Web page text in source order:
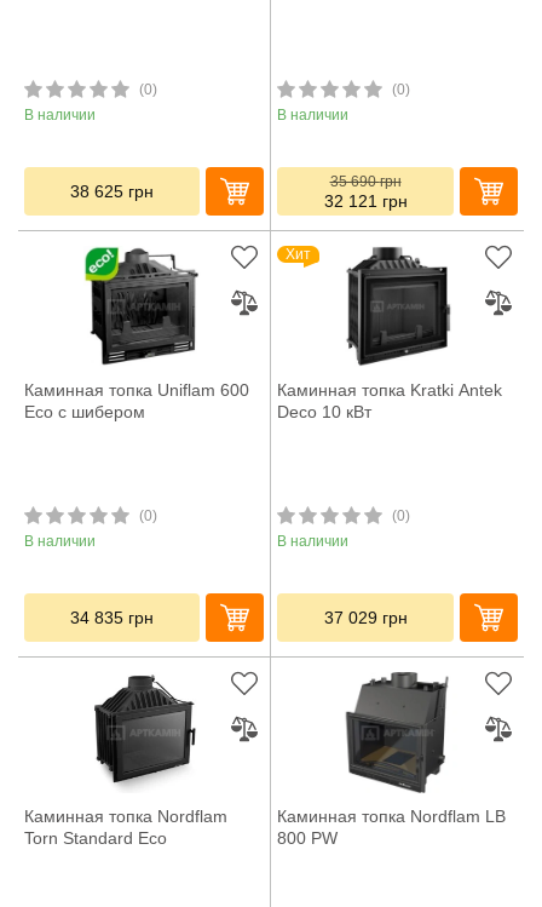
(0)
В наличии
38 625 грн
(0)
В наличии
35 690грн
32 121 грн
Каминная топка Uniflam 600
Eco с шибером
(0)
В наличии
34 835 грн
Хит
Каминная топка Kratki Antek
Deco 10 кВт
(0)
В наличии
37 029 грн
Каминная топка Nordflam
Torn Standard Eco
Каминная топка Nordflam LB
800 PW